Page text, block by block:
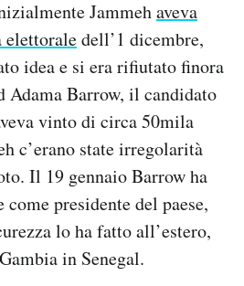
Jammehaveva
elettoraledell’1 dicembre,
idea e si era rifiutato finora
Adama Barrow, il candidato
vinto di circa 50mila
c’erano state irregolarità
Il 19 gennaio Barrow ha
presidente del paese,
lo ha fatto all’estero,
in Senegal.